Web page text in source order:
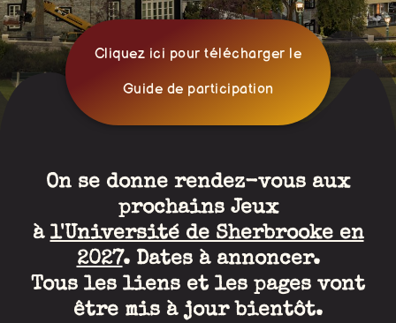
Cliquez ici pour télécharger le
Guide de participation
On se donne rendez-vous aux
prochains Jeux
à l'Université de Sherbrooke en
2027. Dates à annoncer.
Tous les liens et les pages vont
être mis à jour bientôt.